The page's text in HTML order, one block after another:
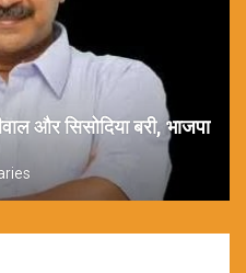
और सिसोदिया बरी, भाजपा